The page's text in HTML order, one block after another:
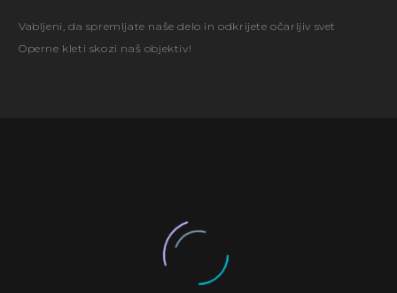
Vabljeni, da spremljate naše delo in odkrijete očarljiv svet
Operne kleti skozi naš objektiv!